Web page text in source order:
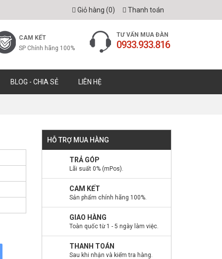
Thanh toán
Giỏ hàng (0)
CAM KẾT
SP Chính hãng 100%
TƯ VẤN MUA ĐÀN
0933.933.816
BLOG - CHIA SẺ LIÊN HỆ
HỖ TRỢ MUA HÀNG
TRẢ GÓP
Lãi suất 0% (mPos).
CAM KẾT
Sản phẩm chính hãng 100%.
GIAO HÀNG
Toàn quốc từ 1 - 5 ngày làm việc.
THANH TOÁN
Sau khi nhận và kiểm tra hàng.